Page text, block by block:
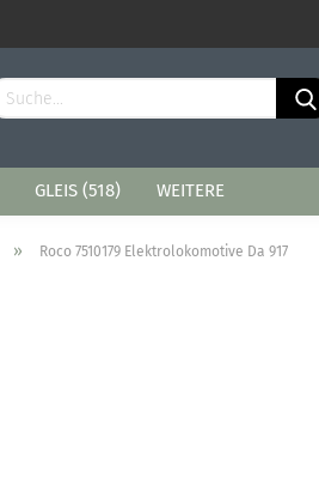
Sprache auswählen
GLEIS (518) WEITERE
» Roco 7510179 Elektrolokomotive Da 917